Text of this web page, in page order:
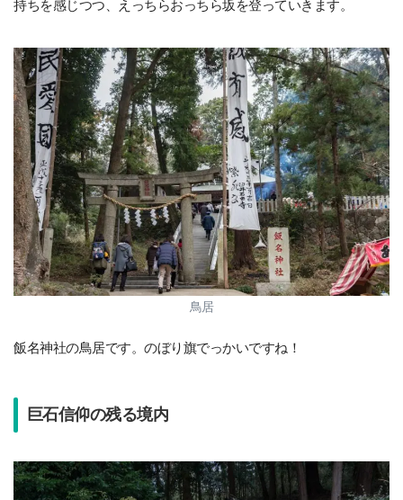
持ちを感じつつ、えっちらおっちら坂を登っていきます。
鳥居
飯名神社の鳥居です。のぼり旗でっかいですね！
巨石信仰の残る境内